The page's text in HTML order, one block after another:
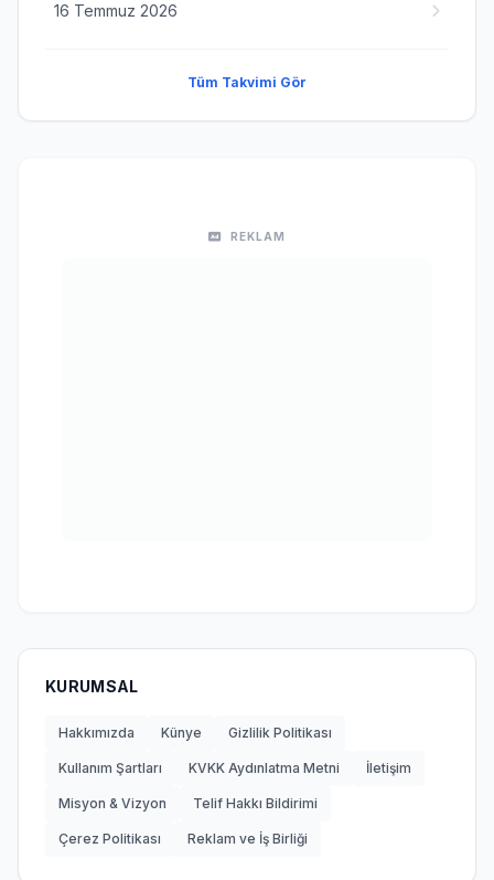
16 Temmuz 2026
Tüm Takvimi Gör
REKLAM
KURUMSAL
Hakkımızda Künye Gizlilik Politikası
Kullanım Şartları KVKK Aydınlatma Metni İletişim
Misyon & Vizyon Telif Hakkı Bildirimi
Çerez Politikası Reklam ve İş Birliği